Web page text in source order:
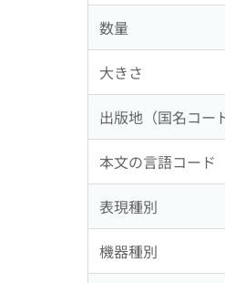
数量
大きさ
出版地（国名コー
本文の言語コード
表現種別
機器種別